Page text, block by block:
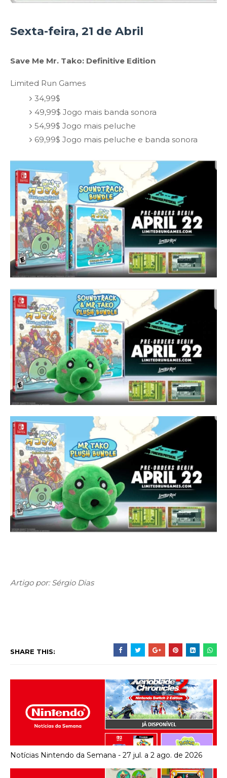
Sexta-feira, 21 de Abril
Save Me Mr. Tako: Definitive Edition
Limited Run Games
34,99$
49,99$ Jogo mais banda sonora
54,99$ Jogo mais peluche
69,99$ Jogo mais peluche e banda sonora
Artigo por: Sérgio Dias
SHARE THIS:
Notícias Nintendo da Semana - 27 jul. a 2 ago. de 2026